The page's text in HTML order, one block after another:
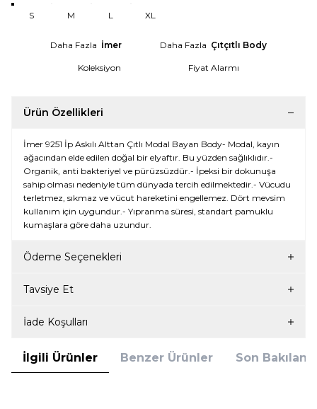
S M L XL
Daha Fazla İmer Daha Fazla Çıtçıtlı Body
Koleksiyon Fiyat Alarmı
Ürün Özellikleri
İmer 9251 İp Askılı Alttan Çıtlı Modal Bayan Body- Modal, kayın
ağacından elde edilen doğal bir elyaftır. Bu yüzden sağlıklıdır.-
Organik, anti bakteriyel ve pürüzsüzdür.- İpeksi bir dokunuşa
sahip olması nedeniyle tüm dünyada tercih edilmektedir.- Vücudu
terletmez, sıkmaz ve vücut hareketini engellemez. Dört mevsim
kullanım için uygundur.- Yıpranma süresi, standart pamuklu
kumaşlara göre daha uzundur.
Ödeme Seçenekleri
Tavsiye Et
İade Koşulları
İlgili Ürünler Benzer Ürünler Son